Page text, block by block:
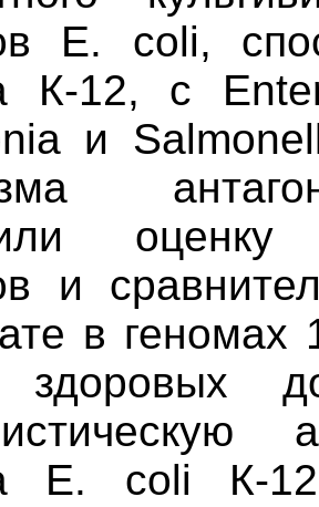
Е. coli,
К-12, с
и
оценку
и
в
Е. coli К-